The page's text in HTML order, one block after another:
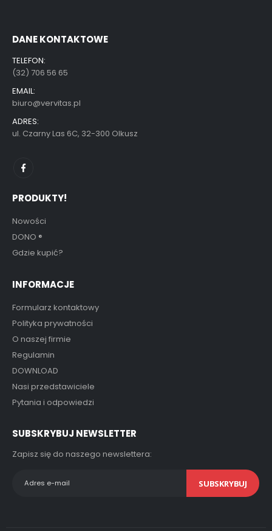
DANE KONTAKTOWE
TELEFON:
(32) 706 56 65
EMAIL:
biuro@vervitas.pl
ADRES:
ul. Czarny Las 6C, 32-300 Olkusz
PRODUKTY!
Nowości
DONO ®
Gdzie kupić?
INFORMACJE
Formularz kontaktowy
Polityka prywatności
O naszej firmie
Regulamin
DOWNLOAD
Nasi przedstawiciele
Pytania i odpowiedzi
SUBSKRYBUJ NEWSLETTER
Zapisz się do naszego newslettera:
SUBSKRYBUJ